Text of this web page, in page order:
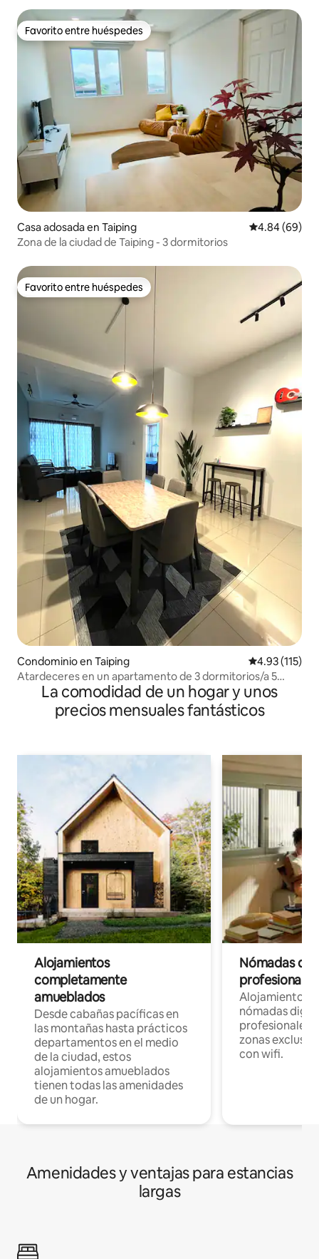
Favorito entre huéspedes
Favorito entre huéspedes
Casa adosada en Taiping Calificación
4.84 (69)
Zona de la ciudad de Taiping - 3 dormitorios
Favorito entre huéspedes
Favorito entre huéspedes
Condominio en Taiping Calificación
4.93 (115)
Atardeceres en un apartamento de 3 dormitorios/a 5
minutos del zoológico de Taiping
La comodidad de un hogar y unos
precios mensuales fantásticos
Alojamientos
completamente
amueblados
Desde cabañas pacíficas en
las montañas hasta prácticos
departamentos en el medio
de la ciudad, estos
alojamientos amueblados
tienen todas las amenidades
de un hogar.
Nómadas
Alojamientos
nómadas
profesionales
zonas
con wifi.
Amenidades y ventajas para estancias
largas